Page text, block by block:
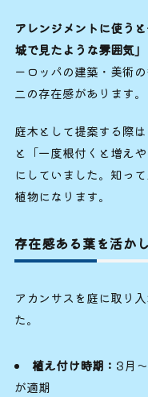
アレンジメントに使う
城で見たような雰囲気
ーロッパの建築・美術
二の存在感があります。
庭木として提案する際
と「一度根付くと増え
にしていました。知っ
植物になります。
存在感ある葉を活か
アカンサスを庭に取り
た。
植え付け時期： 3月
が適期